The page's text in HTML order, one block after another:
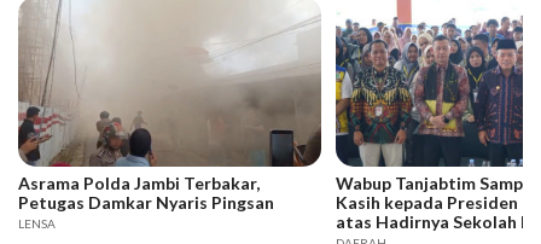
Asrama Polda Jambi Terbakar,
Petugas Damkar Nyaris Pingsan
LENSA
Wabup Tanjabtim
Kasih kepada Presiden
atas Hadirnya Sekolah